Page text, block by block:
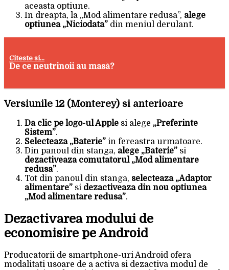
aceasta optiune.
In dreapta, la „Mod alimentare redusa”, alege
optiunea „Niciodata” din meniul derulant.
Citeste si...
De ce neutrinoii au masă?
Versiunile 12 (Monterey) si anterioare
Da clic pe logo-ul Apple si alege „Preferinte
Sistem”.
Selecteaza „Baterie” in fereastra urmatoare.
Din panoul din stanga, alege „Baterie” si
dezactiveaza comutatorul „Mod alimentare
redusa”.
Tot din panoul din stanga, selecteaza „Adaptor
alimentare” si dezactiveaza din nou optiunea
„Mod alimentare redusa”.
Dezactivarea modului de
economisire pe Android
Producatorii de smartphone-uri Android ofera
modalitati usoare de a activa si dezactiva modul de